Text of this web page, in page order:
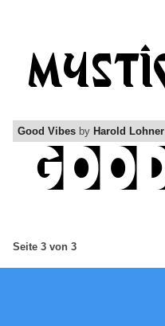
Good Vibes by Harold Lohner
Seite 3 von 3